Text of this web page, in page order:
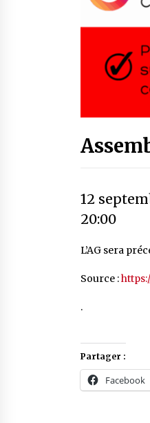
12
20:00
L’AG sera
Source :
.
Partager :
Facebook